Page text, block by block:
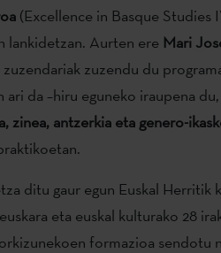
(Excellence in Basque
lankidetzan. Aurten ereMari
zuzendu du
ari da –hiru eguneko iraupena
zinea, antzerkia eta genero-
ditu gaur egun Euskal Herritik
eta euskal kulturako 28
formazioa sendotu